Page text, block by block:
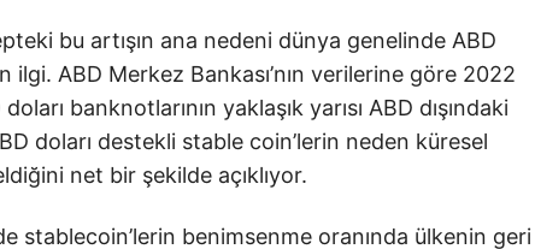
bu artışın ana nedeni dünya genelinde ABD
ilgi. ABD Merkez Bankası’nın verilerine göre 2022
banknotlarının yaklaşık yarısı ABD dışındaki
doları destekli stable coin’lerin neden küresel
net bir şekilde açıklıyor.
stablecoin’lerin benimsenme oranında ülkenin geri